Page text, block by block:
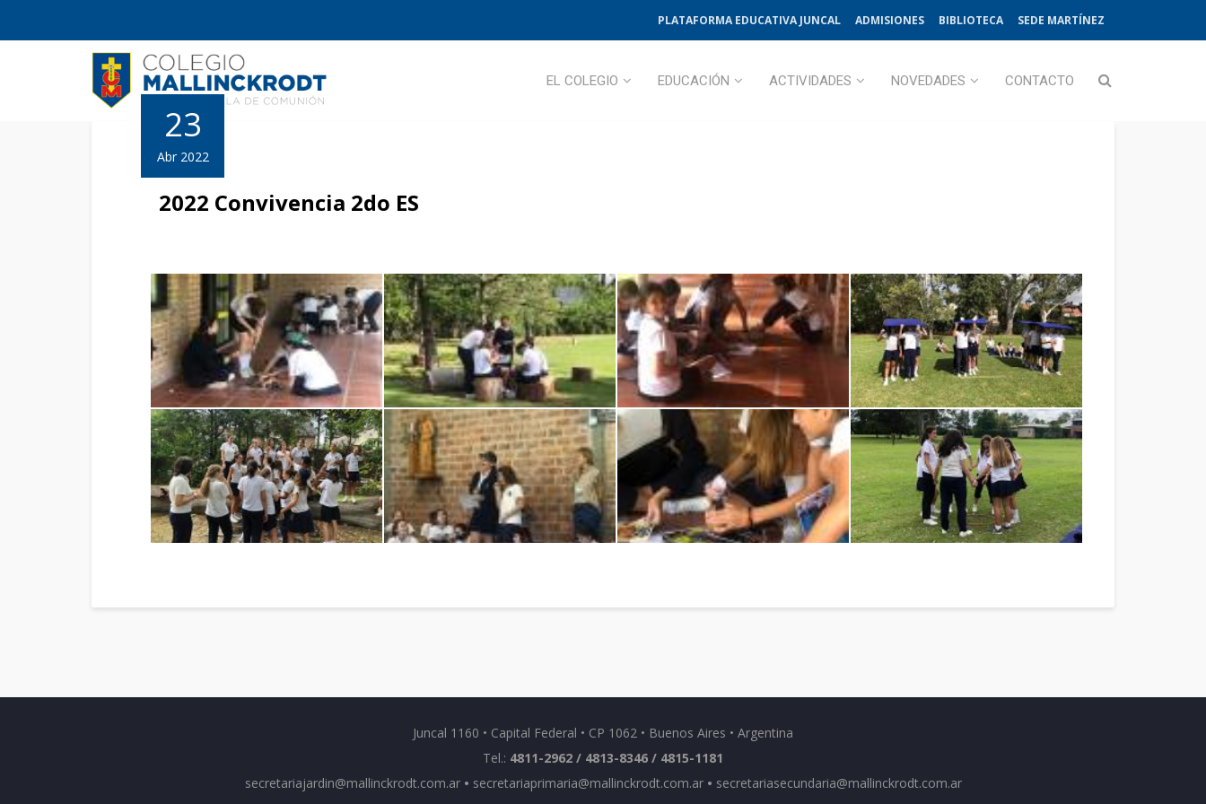
PLATAFORMA EDUCATIVA JUNCAL ADMISIONES BIBLIOTECA SEDE MARTÍNEZ
EL COLEGIO EDUCACIÓN ACTIVIDADES NOVEDADES CONTACTO
23
Abr 2022
2022 Convivencia 2do ES
Juncal 1160 • Capital Federal • CP 1062 • Buenos Aires • Argentina
Tel.: 4811-2962 / 4813-8346 / 4815-1181
secretariajardin@mallinckrodt.com.ar • secretariaprimaria@mallinckrodt.com.ar • secretariasecundaria@mallinckrodt.com.ar